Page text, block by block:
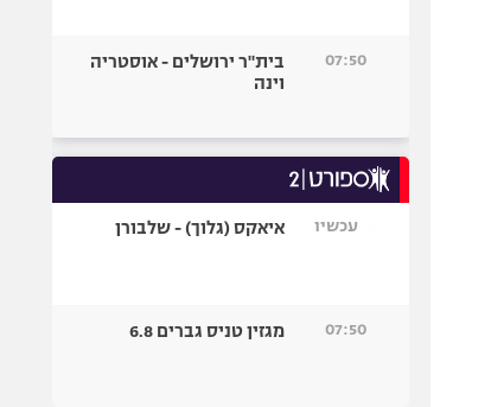
07:50
בית"ר ירושלים - אוסטריה
וינה
עכשיו איאקס (גלוך) - שלבורן
07:50 מגזין טניס גברים 6.8